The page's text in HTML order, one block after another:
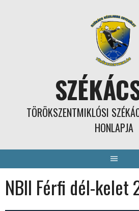
TÖRÖKSZENTMIKLÓSI
HONLAPJA
NBII Férfi dél-